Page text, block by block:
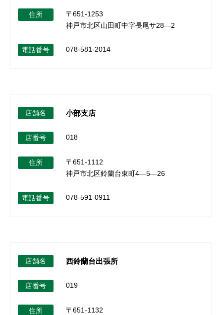
住所
〒651-1253
神戸市北区山田町中字長尾サ28―2
電話番号 078-581-2014
店舗名 小部支店
店番号 018
住所
〒651-1112
神戸市北区鈴蘭台東町4―5―26
電話番号 078-591-0911
店舗名 西鈴蘭台出張所
店番号 019
住所
〒651-1132